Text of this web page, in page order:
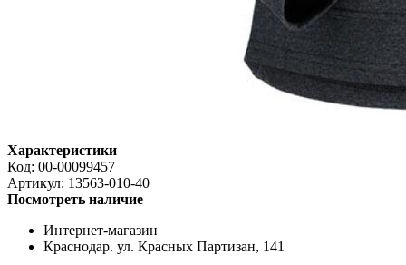
Характеристики
Код: 00-00099457
Артикул: 13563-010-40
Посмотреть наличие
Интернет-магазин
Краснодар. ул. Красных Партизан, 141